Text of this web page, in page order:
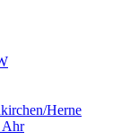
Herne
Ahr